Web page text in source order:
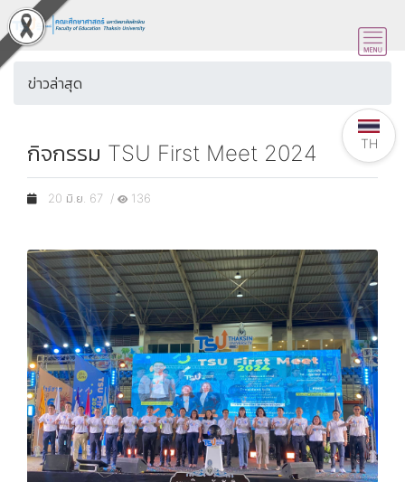
ข่าวล่าสุด
กิจกรรม TSU First Meet 2024
20 มิ.ย. 67 / 136
TH